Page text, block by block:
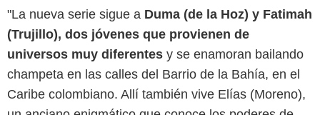
"La nueva serie sigue a Duma (de la Hoz) y Fatimah
(Trujillo), dos jóvenes que provienen de
universos muy diferentes y se enamoran bailando
champeta en las calles del Barrio de la Bahía, en el
Caribe colombiano. Allí también vive Elías (Moreno),